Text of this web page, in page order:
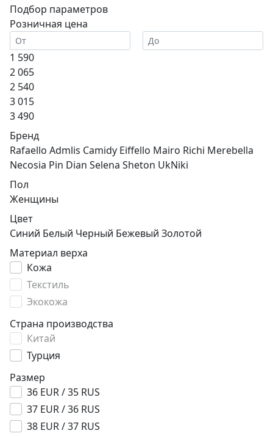
Подбор параметров
Розничная цена
1 590
2 065
2 540
3 015
3 490
Бренд
Rafaello Admlis Camidy Eiffello Mairo Richi Merebella
Necosia Pin Dian Selena Sheton UkNiki
Пол
Женщины
Цвет
Синий Белый Черный Бежевый Золотой
Материал верха
Кожа
Текстиль
Экокожа
Страна производства
Китай
Турция
Размер
36 EUR / 35 RUS
37 EUR / 36 RUS
38 EUR / 37 RUS